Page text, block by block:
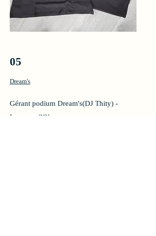
05
Dream's
Gérant podium Dream's(DJ Thity) -
Laroque d'Olmes.